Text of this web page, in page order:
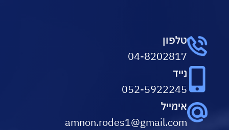
טלפון
04-8202817
נייד
052-5922245
אימייל
amnon.rodes1@gmail.com